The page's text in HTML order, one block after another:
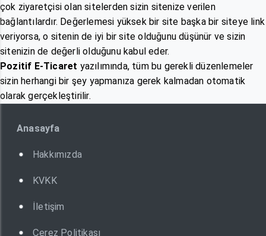
çok ziyaretçisi olan sitelerden sizin sitenize verilen
bağlantılardır. Değerlemesi yüksek bir site başka bir siteye link
veriyorsa, o sitenin de iyi bir site olduğunu düşünür ve sizin
sitenizin de değerli olduğunu kabul eder.
Pozitif E-Ticaret yazılımında, tüm bu gerekli düzenlemeler
sizin herhangi bir şey yapmanıza gerek kalmadan otomatik
olarak gerçekleştirilir.
Anasayfa
Hakkımızda
KVKK
İletişim
Çerez Politikası